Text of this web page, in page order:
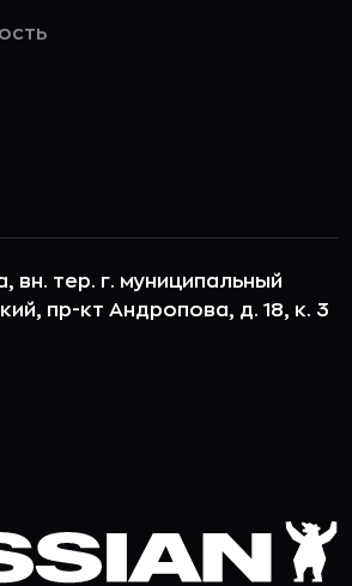
вн. тер. г. муниципальный
пр-кт Андропова, д. 18, к. 3